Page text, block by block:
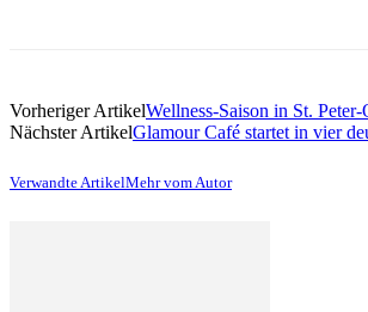
Vorheriger ArtikelWellness-Saison in St.
Nächster ArtikelGlamour Café startet in vier
Verwandte ArtikelMehr vom Autor